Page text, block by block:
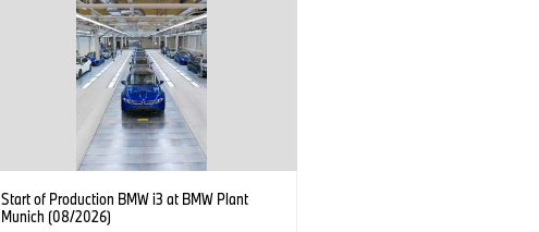
Start of Production BMW i3 at BMW Plant
Munich (08/2026)